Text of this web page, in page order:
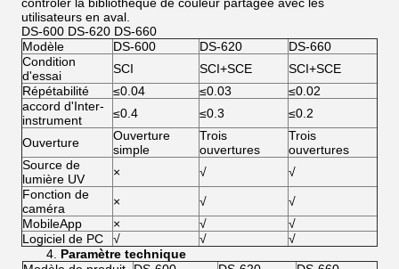
utilisateurs en aval.
DS-600 DS-620 DS-660
Modèle
DS-600 DS-620
DS-660
Condition
d'essai
SCI SCI+SCE
SCI+SCE
Répétabilité
≤0.04 ≤0.03
≤0.02
accord d'Inter-
instrument
≤0.4 ≤0.3 ≤0.2
Ouverture
Ouverture
simple
Trois
ouvertures
Trois
ouvertures
Source de
lumière UV
× √
√
Fonction de
caméra
× √
√
MobileApp
× √
√
Logiciel de PC
√ √
√
4. Paramètre technique